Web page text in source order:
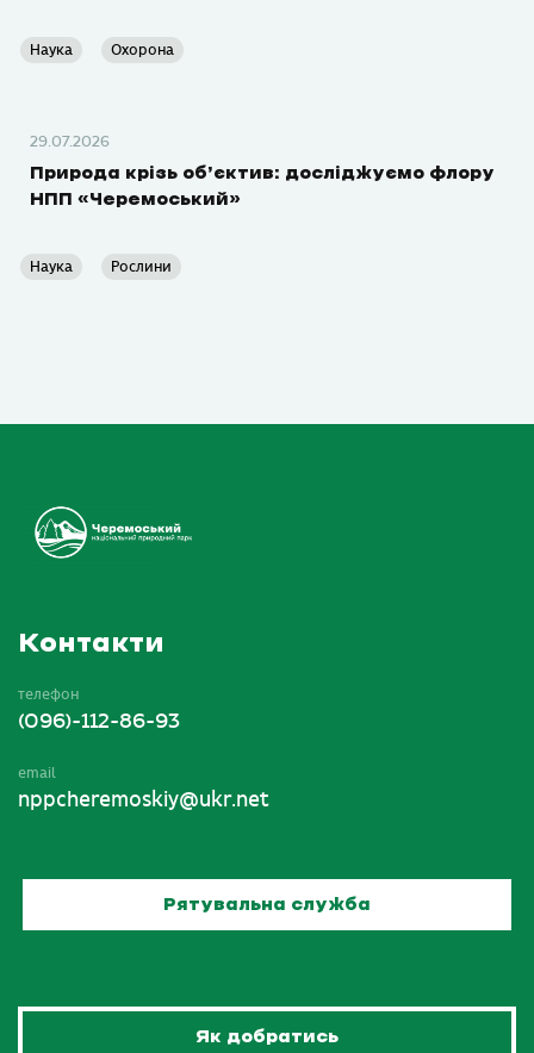
Наука Охорона
29.07.2026
Природа крізь об’єктив: досліджуємо флору
НПП «Черемоський»
Наука Рослини
Контакти
телефон
(096)-112-86-93
email
nppcheremoskiy@ukr.net
Рятувальна служба
Як добратись